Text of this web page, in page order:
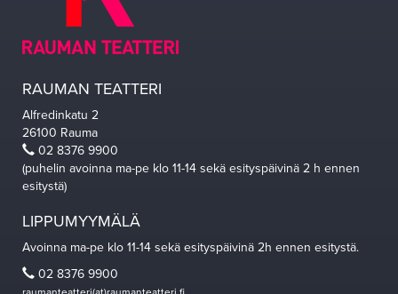
RAUMAN TEATTERI
Alfredinkatu 2
26100 Rauma
02 8376 9900
(puhelin avoinna ma-pe klo 11-14 sekä esityspäivinä 2 h ennen
esitystä)
LIPPUMYYMÄLÄ
Avoinna ma-pe klo 11-14 sekä esityspäivinä 2h ennen esitystä.
02 8376 9900